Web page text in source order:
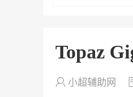
Topaz
小超辅助网